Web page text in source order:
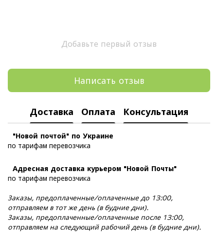
Добавьте первый отзыв
Написать отзыв
Доставка Оплата Консультация
"Новой почтой" по Украине
по тарифам перевозчика
Адресная доставка курьером "Новой Почты"
по тарифам перевозчика
Заказы, предоплаченные/оплаченные до 13:00,
отправляем в тот же день (в будние дни).
Заказы, предоплаченные/оплаченные после 13:00,
отправляем на следующий рабочий день (в будние дни).